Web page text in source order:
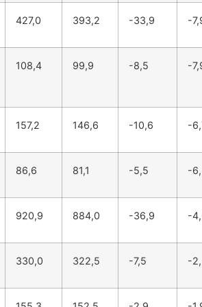
427,0 393,2 -33,9 -
108,4 99,9 -8,5 -
157,2 146,6 -10,6 -
86,6 81,1 -5,5 -
920,9 884,0 -36,9 -
330,0 322,5 -7,5 -